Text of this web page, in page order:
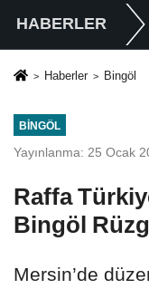
HABERLER
Haberler Bingöl
BINGÖL
Yayınlanma: 25 Ocak
Raffa
Bingöl
Mersin’de